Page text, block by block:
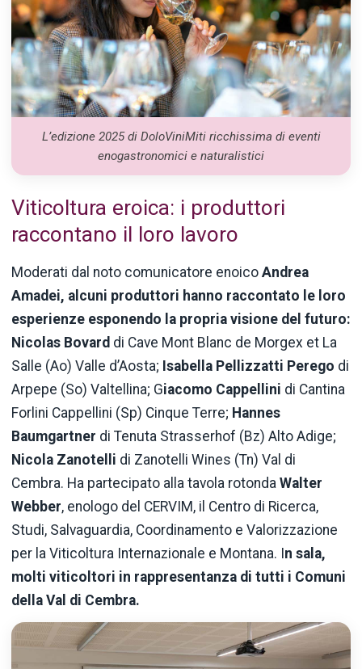
L’edizione 2025 di DoloViniMiti ricchissima di eventi
enogastronomici e naturalistici
Viticoltura eroica: i produttori
raccontano il loro lavoro
Moderati dal noto comunicatore enoico Andrea
Amadei, alcuni produttori hanno raccontato le loro
esperienze esponendo la propria visione del futuro:
Nicolas Bovard di Cave Mont Blanc de Morgex et La
Salle (Ao) Valle d’Aosta; Isabella Pellizzatti Perego di
Arpepe (So) Valtellina; Giacomo Cappellini di Cantina
Forlini Cappellini (Sp) Cinque Terre; Hannes
Baumgartner di Tenuta Strasserhof (Bz) Alto Adige;
Nicola Zanotelli di Zanotelli Wines (Tn) Val di
Cembra. Ha partecipato alla tavola rotonda Walter
Webber, enologo del CERVIM, il Centro di Ricerca,
Studi, Salvaguardia, Coordinamento e Valorizzazione
per la Viticoltura Internazionale e Montana. In sala,
molti viticoltori in rappresentanza di tutti i Comuni
della Val di Cembra.